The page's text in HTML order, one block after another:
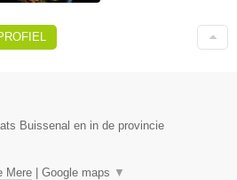
Buissenal en in de provincie
Mere Google maps ▼